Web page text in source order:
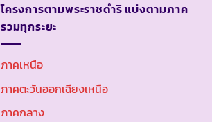
โครงการตามพระราชดำริ แบ่งตามภาค
รวมทุกระยะ
ภาคเหนือ
ภาคตะวันออกเฉียงเหนือ
ภาคกลาง